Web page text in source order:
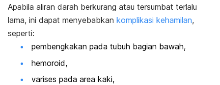
Apabila aliran darah berkurang atau tersumbat terlalu
lama, ini dapat menyebabkan komplikasi kehamilan,
seperti:
pembengkakan pada tubuh bagian bawah,
hemoroid,
varises pada area kaki,